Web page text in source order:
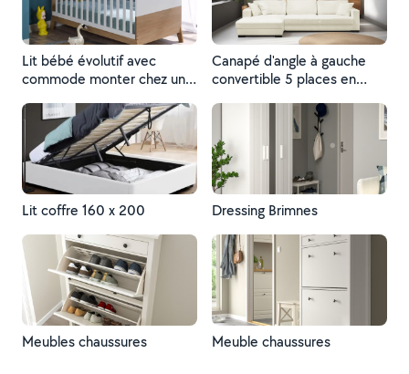
Lit bébé évolutif avec
commode monter chez un
Canapé d'angle à gauche
convertible 5 places en
coffre de rangement - Robin
Lit coffre 160 x 200 Dressing Brimnes
Meubles chaussures Meuble chaussures